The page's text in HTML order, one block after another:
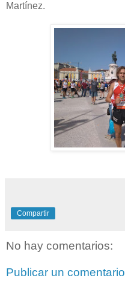
Martínez.
Compartir
No hay comentarios:
Publicar un comentario